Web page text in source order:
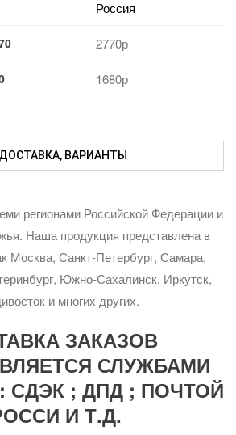
Россия
2770р
1680р
ДОСТАВКА, ВАРИАНТЫ
регионами Российской Федерации и
Наша продукция представлена в
Москва, Санкт-Петербург, Самара,
Южно-Сахалинск, Иркутск,
и многих других.
ЗАКАЗОВ
СЛУЖБАМИ
СДЭК ; ДПД ; ПОЧТОЙ
И Т.Д.